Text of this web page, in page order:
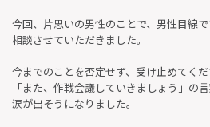
今回、片思いの男性のことで、男性目線で
相談させていただきました。
今までのことを否定せず、受け止めてく
「また、作戦会議していきましょう」の
涙が出そうになりました。